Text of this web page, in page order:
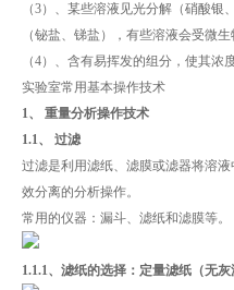
（3）、某些溶液见光分解（硝酸
（铋盐、锑盐），有些溶液会受微生
（4）、含有易挥发的组分，使其浓
实验室常用基本操作技术
1、 重量分析操作技术
1.1、 过滤
过滤是利用滤纸、滤膜或滤器将溶
效分离的分析操作。
常用的仪器：漏斗、滤纸和滤膜等。
1.1.1、滤纸的选择：定量滤纸（无灰